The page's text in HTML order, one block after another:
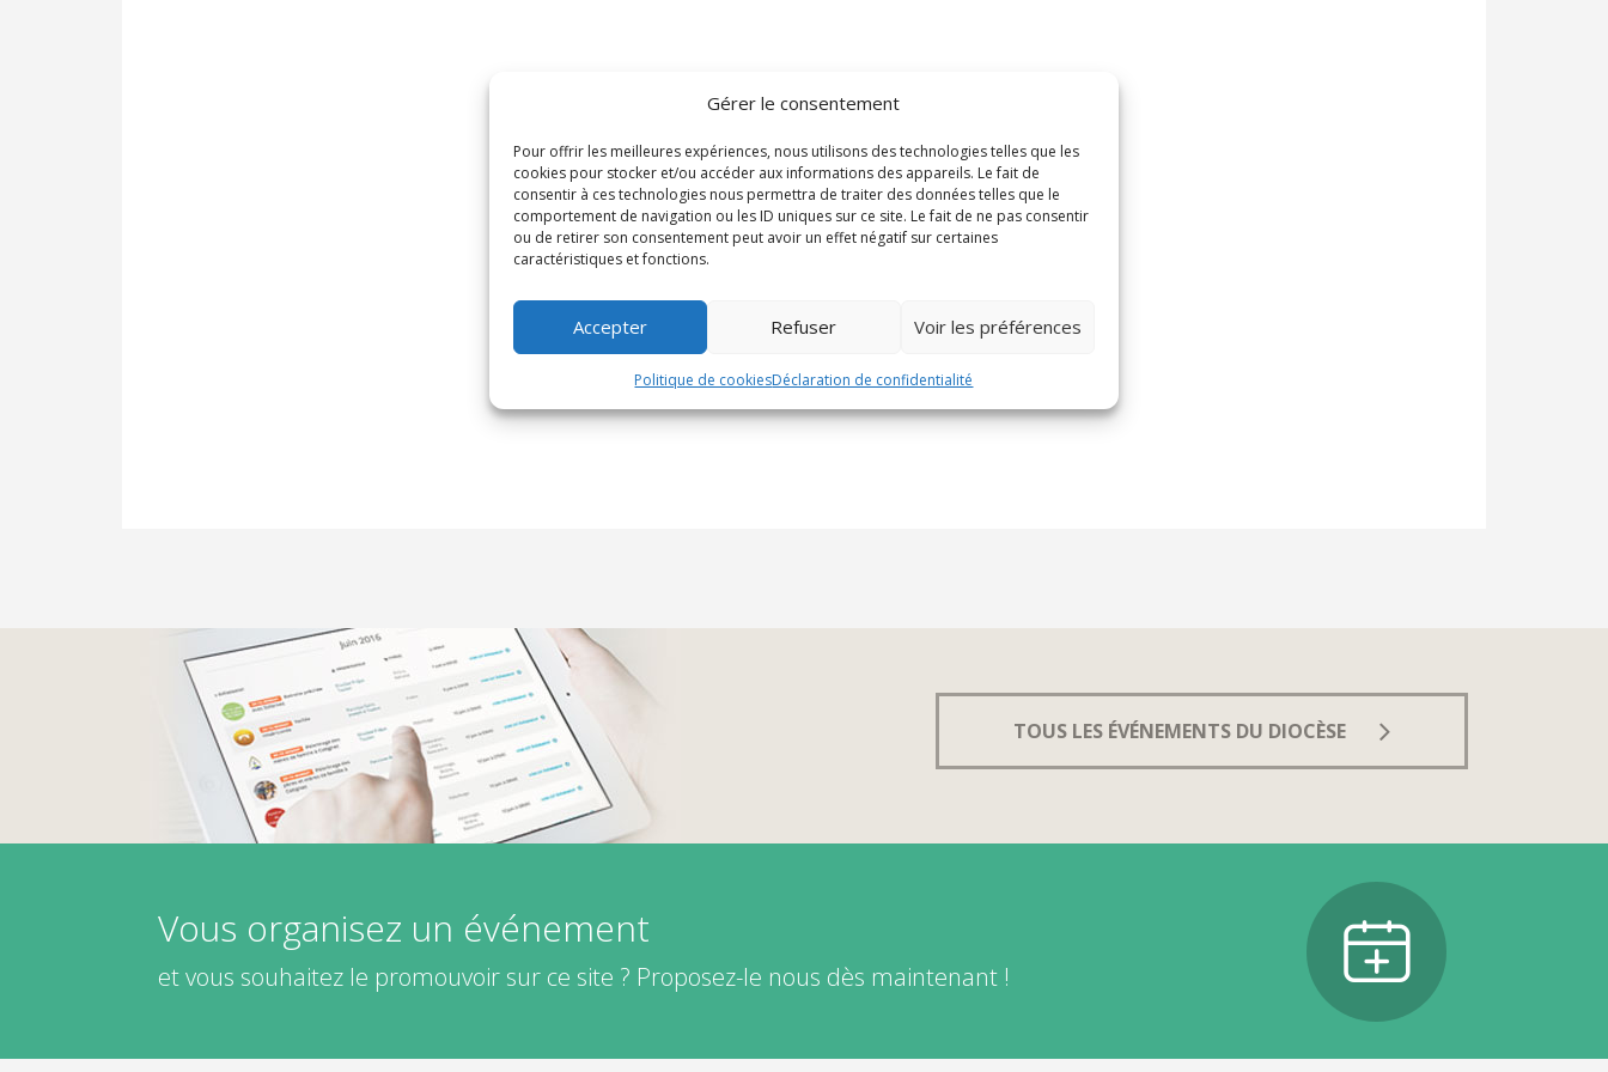
Gérer le consentement
Pour offrir les meilleures expériences, nous utilisons des technologies telles que les
cookies pour stocker et/ou accéder aux informations des appareils. Le fait de
consentir à ces technologies nous permettra de traiter des données telles que le
comportement de navigation ou les ID uniques sur ce site. Le fait de ne pas consentir
ou de retirer son consentement peut avoir un effet négatif sur certaines
caractéristiques et fonctions.
Accepter Refuser Voir les préférences
Politique de cookiesDéclaration de confidentialité
TOUS LES ÉVÉNEMENTS DU DIOCÈSE
Vous organisez un événement
et vous souhaitez le promouvoir sur ce site ? Proposez-le nous dès maintenant !